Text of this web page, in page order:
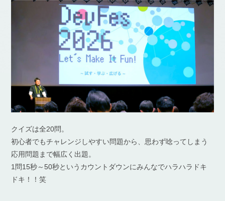
クイズは全20問。
初心者でもチャレンジしやすい問題から、思わず唸ってしまう
応用問題まで幅広く出題。
1問15秒～50秒というカウントダウンにみんなでハラハラドキ
ドキ！！笑